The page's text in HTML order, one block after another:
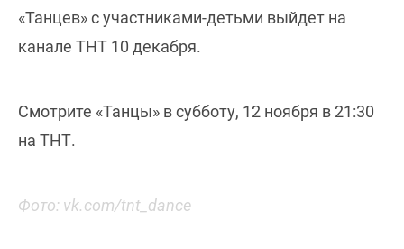
«Танцев» с участниками-детьми выйдет на
канале ТНТ 10 декабря.
Смотрите «Танцы» в субботу, 12 ноября в 21:30
на ТНТ.
Фото: vk.com/tnt_dance